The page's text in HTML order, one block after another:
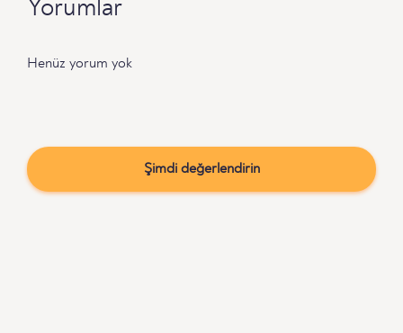
Yorumlar
Henüz yorum yok
Şimdi değerlendirin